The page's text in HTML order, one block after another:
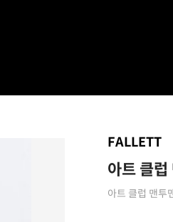
FALLETT
아트 클럽
아트 클럽 맨투